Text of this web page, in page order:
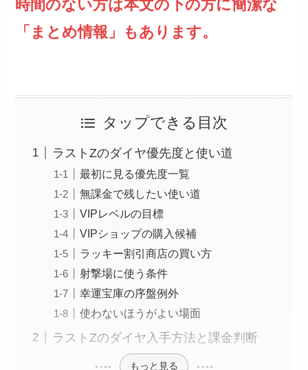
時間のない方は本文の下の方に簡潔な
「まとめ情報」もあります。
タップできる目次
ラストZのダイヤ優先度と使い道
最初に見る優先度一覧
無課金で残したい使い道
VIPレベルの目標
VIPショップの購入候補
ラッキー割引商店の買い方
射撃場に使う条件
幸運宝庫の序盤例外
使わないほうがよい場面
ラストZのダイヤ入手方法と課金判断
もっと見る